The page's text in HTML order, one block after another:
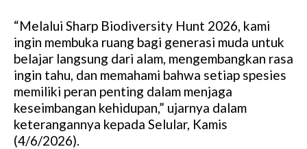
“Melalui Sharp Biodiversity Hunt 2026, kami
ingin membuka ruang bagi generasi muda untuk
belajar langsung dari alam, mengembangkan rasa
ingin tahu, dan memahami bahwa setiap spesies
memiliki peran penting dalam menjaga
keseimbangan kehidupan,” ujarnya dalam
keterangannya kepada Selular, Kamis
(4/6/2026).